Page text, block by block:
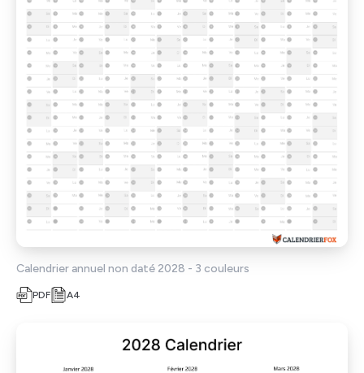
Calendrier annuel non daté 2028 - 3 couleurs
PDF A4